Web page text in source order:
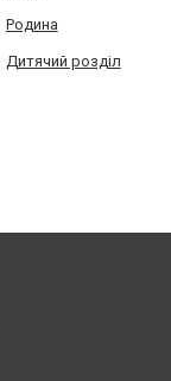
Родина
Дитячий розділ